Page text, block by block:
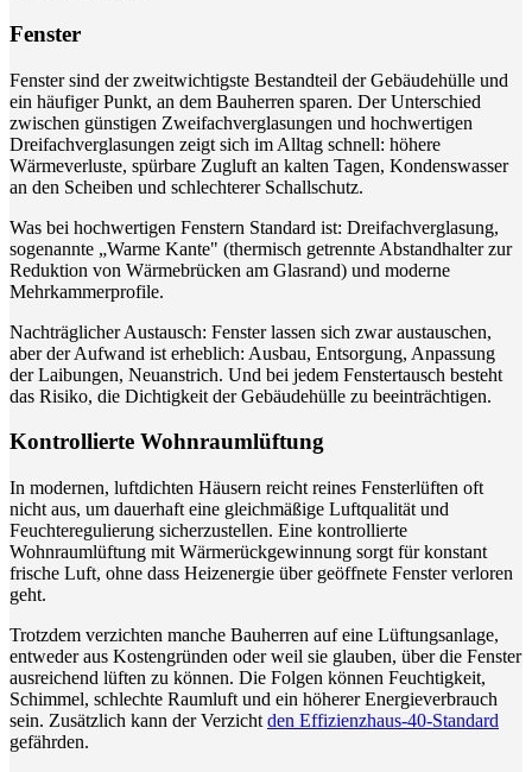
Fenster
Fenster sind der zweitwichtigste Bestandteil der Gebäudehülle und
ein häufiger Punkt, an dem Bauherren sparen. Der Unterschied
zwischen günstigen Zweifachverglasungen und hochwertigen
Dreifachverglasungen zeigt sich im Alltag schnell: höhere
Wärmeverluste, spürbare Zugluft an kalten Tagen, Kondenswasser
an den Scheiben und schlechterer Schallschutz.
Was bei hochwertigen Fenstern Standard ist: Dreifachverglasung,
sogenannte „Warme Kante" (thermisch getrennte Abstandhalter zur
Reduktion von Wärmebrücken am Glasrand) und moderne
Mehrkammerprofile.
Nachträglicher Austausch: Fenster lassen sich zwar austauschen,
aber der Aufwand ist erheblich: Ausbau, Entsorgung, Anpassung
der Laibungen, Neuanstrich. Und bei jedem Fenstertausch besteht
das Risiko, die Dichtigkeit der Gebäudehülle zu beeinträchtigen.
Kontrollierte Wohnraumlüftung
In modernen, luftdichten Häusern reicht reines Fensterlüften oft
nicht aus, um dauerhaft eine gleichmäßige Luftqualität und
Feuchteregulierung sicherzustellen. Eine kontrollierte
Wohnraumlüftung mit Wärmerückgewinnung sorgt für konstant
frische Luft, ohne dass Heizenergie über geöffnete Fenster verloren
geht.
Trotzdem verzichten manche Bauherren auf eine Lüftungsanlage,
entweder aus Kostengründen oder weil sie glauben, über die Fenster
ausreichend lüften zu können. Die Folgen können Feuchtigkeit,
Schimmel, schlechte Raumluft und ein höherer Energieverbrauch
sein. Zusätzlich kann der Verzicht den Effizienzhaus-40-Standard
gefährden.